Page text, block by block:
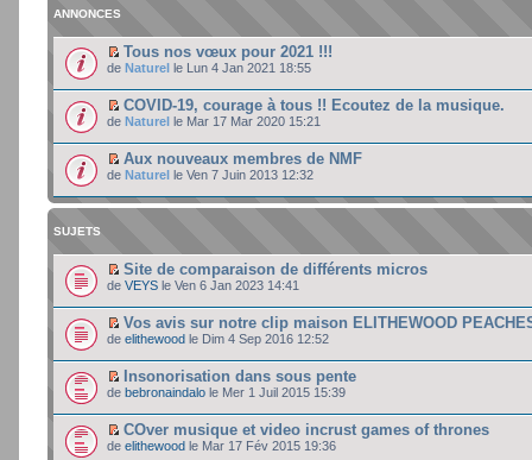
ANNONCES
Tous nos vœux pour 2021 !!!
de Naturel le Lun 4 Jan 2021 18:55
COVID-19, courage à tous !! Ecoutez de la musique.
de Naturel le Mar 17 Mar 2020 15:21
Aux nouveaux membres de NMF
de Naturel le Ven 7 Juin 2013 12:32
SUJETS
Site de comparaison de différents micros
de VEYS le Ven 6 Jan 2023 14:41
Vos avis sur notre clip maison ELITHEWOOD
de elithewood le Dim 4 Sep 2016 12:52
Insonorisation dans sous pente
de bebronaindalo le Mer 1 Juil 2015 15:39
COver musique et video incrust games of thrones
de elithewood le Mar 17 Fév 2015 19:36